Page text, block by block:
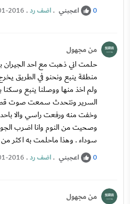
0 اعجبني .اضف رد.
2016
من مجهول
حلمت اني ذهبت مع احد الجيران
منطقة ينبع ونحنو في الطريق
ولم اخذ منها ووصلنا ينبع
السرير ونتحدث سمعت صوت
وخفت منه ورفعت راسي والا باحد
وصحيت من النوم وانا اضرب
سوداء . وهذا ماحلمت به اكثر
0 اعجبني .اضف رد.
2016
من مجهول